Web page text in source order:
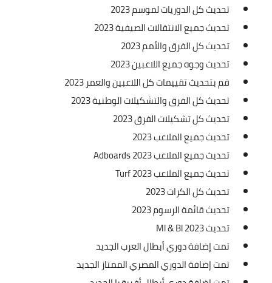
تحديث كل الدوريات لموسم 2023
تحديث جميع الانتقالات الصيفية 2023
تحديث كل الفرق والأمم 2023
تحديث وجوه جميع اللاعبين 2023
قم بتحديث تقييمات كل اللاعبين والعمر 2023
تحديث كل الفرق والتشكيلات الوطنية 2023
تحديث كل تشكيلات الفرق 2023
تحديث جميع الملاعب 2023
تحديث جميع الملاعب Adboards 2023
تحديث جميع الملاعب Turf 2023
تحديث كل الكرات 2023
تحديث قائمة الرسوم 2023
تحديث Ml & Bl 2023
تمت إضافة دوري أبطال العرب الجديد
تمت إضافة الدوري المصري الممتاز الجديد